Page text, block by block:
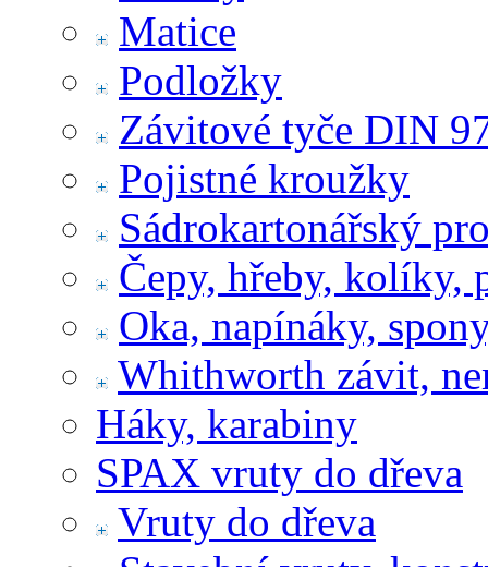
Matice
Podložky
Závitové tyče DIN
Pojistné kroužky
Sádrokartonářský
Čepy, hřeby, kolíky,
Oka, napínáky,
Whithworth závit,
Háky, karabiny
SPAX vruty do dřeva
Vruty do dřeva